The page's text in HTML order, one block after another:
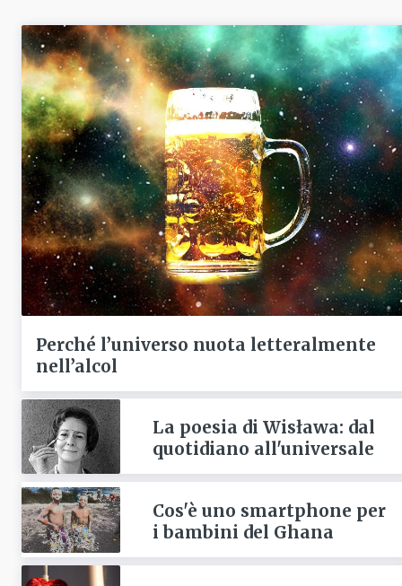
Perché l’universo nuota letteralmente
nell’alcol
La poesia di Wisława: dal
quotidiano all'universale
Cos'è uno smartphone per
i bambini del Ghana